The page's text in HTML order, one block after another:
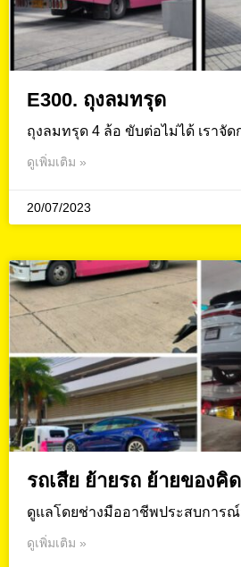
E300. ถุงลมทรุด
ถุงลมทรุด 4 ล้อ ขับต่อไม่ได้ เราจัด
ดูเพิ่มเติม »
20/07/2023
รถเสีย ย้ายรถ ย้ายของคิ
ดูแลโดยช่างมืออาชีพประสบการ
ดูเพิ่มเติม »